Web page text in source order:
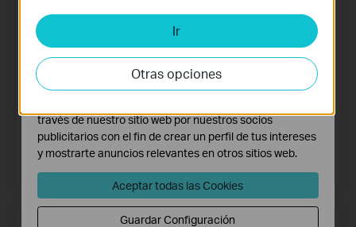
Robot Aspirador y Friegasuelos
15000Pa + Estación de
Autolimpieza Todo en Uno
Más información
Router Portátil 4G LTE
Más información
Ir
Otras opciones
Cookies de Análisis y de Marketing
Las cookies de análisis nos permiten analizar tus
actividades en nuestro sitio web con el fin de mejorar y
adaptar la funcionalidad del mismo.
través de nuestro sitio web por nuestros socios
publicitarios con el fin de crear un perfil de tus intereses
y mostrarte anuncios relevantes en otros sitios web.
Aceptar todas las Cookies
Guardar Configuración